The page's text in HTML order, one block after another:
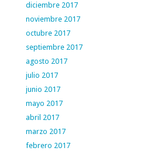
diciembre 2017
noviembre 2017
octubre 2017
septiembre 2017
agosto 2017
julio 2017
junio 2017
mayo 2017
abril 2017
marzo 2017
febrero 2017